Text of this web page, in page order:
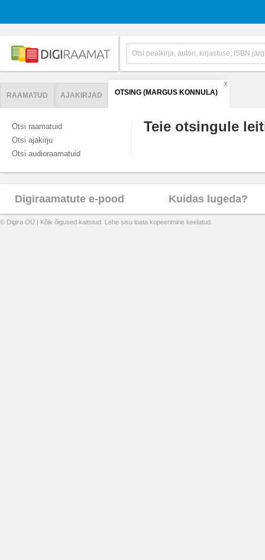
RAAMATUD AJAKIRJAD OTSING (MARGUS KONNULA)
X
Otsi raamatuid
Otsi ajakirju
Otsi audioraamatuid
Teie otsingule
Digiraamatute e-pood Kuidas lugeda?
© Digira OÜ | Kõik õigused kaitstud. Lehe sisu loata kopeerimine keelatud.